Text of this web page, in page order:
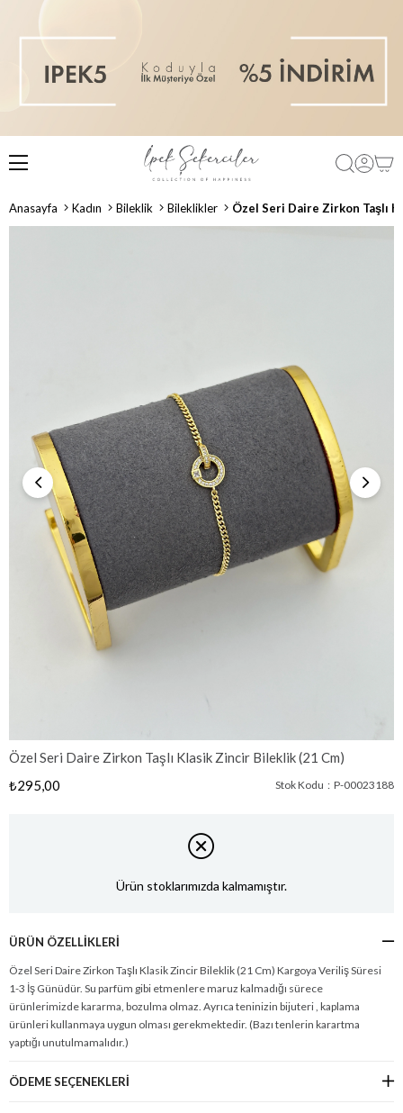
Anasayfa Kadın Bileklik Bileklikler
Özel Seri Daire Zirkon Taşlı Klasik Zincir Bileklik (21 Cm)
₺295,00
Stok Kodu P-00023188
Ürün stoklarımızda kalmamıştır.
ÜRÜN ÖZELLIKLERI
Özel Seri Daire Zirkon Taşlı Klasik Zincir Bileklik (21 Cm) Kargoya Veriliş Süresi
1-3 İş Günüdür. Su parfüm gibi etmenlere maruz kalmadığı sürece
ürünlerimizde kararma, bozulma olmaz. Ayrıca teninizin bijuteri , kaplama
ürünleri kullanmaya uygun olması gerekmektedir. (Bazı tenlerin karartma
yaptığı unutulmamalıdır.)
ÖDEME SEÇENEKLERI